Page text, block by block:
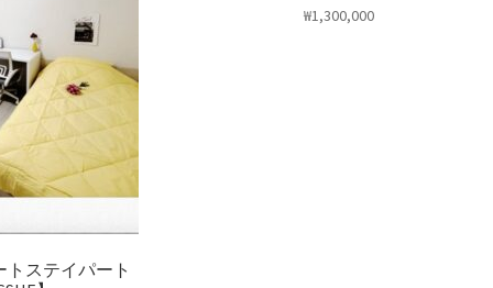
ステイパート
₩1,300,000